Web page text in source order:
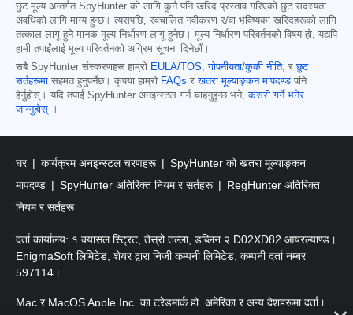
छुट मूल्य अन्तर्गत SpyHunter को लागि कुनै पनि खरिद प्रस्ताव गरिएको छुट सदस्यता
अवधिको लागि मान्य हुन्छ। त्यसपछि, स्वचालित नवीकरण र/वा भविष्यका खरिदहरूको लागि
तत्काल लागू हुने मानक मूल्य निर्धारण लागू हुनेछ। मूल्य निर्धारण परिवर्तनको विषय हो, यद्यपि
हामी तपाईंलाई मूल्य परिवर्तनको अग्रिम सूचना दिनेछौं।
सबै SpyHunter संस्करणहरू हाम्रो EULA/TOS,गोपनीयता/कुकी नीति, रछुट
सर्तहरूमा सहमत हुनुपर्नेछ। कृपया हाम्रो FAQs रखतरा मूल्याङ्कन मापदण्ड पनि
हेर्नुहोस्। यदि तपाईं SpyHunter अनइन्स्टल गर्न चाहनुहुन्छ भने,कसरी गर्ने भनेर
जान्नुहोस् ।
घर कार्यक्रम अनइन्स्टल चरणहरू
SpyHunter को खतरा मूल्याङ्कन
मापदण्ड
SpyHunter अतिरिक्त नियम र सर्तहरू
RegHunter अतिरिक्त
नियम र सर्तहरू
दर्ता कार्यालय: १ क्यासल स्ट्रिट, तेस्रो तल्ला, डब्लिन २ D02XD82 आयरल्याण्ड।
EnigmaSoft लिमिटेड, शेयर द्वारा निजी कम्पनी लिमिटेड, कम्पनी दर्ता नम्बर
597114।
Mac र MacOS Apple Inc. का ट्रेडमार्क हो, अमेरिका र अन्य देशहरूमा दर्ता।